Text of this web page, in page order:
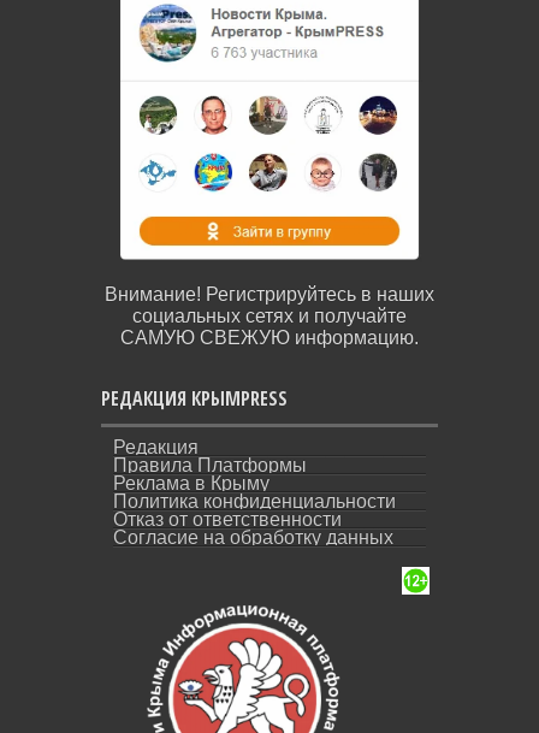
Внимание! Регистрируйтесь в наших
социальных сетях и получайте
САМУЮ СВЕЖУЮ информацию.
РЕДАКЦИЯ КРЫМPRESS
Редакция
Правила Платформы
Реклама в Крыму
Политика конфиденциальности
Отказ от ответственности
Согласие на обработку данных